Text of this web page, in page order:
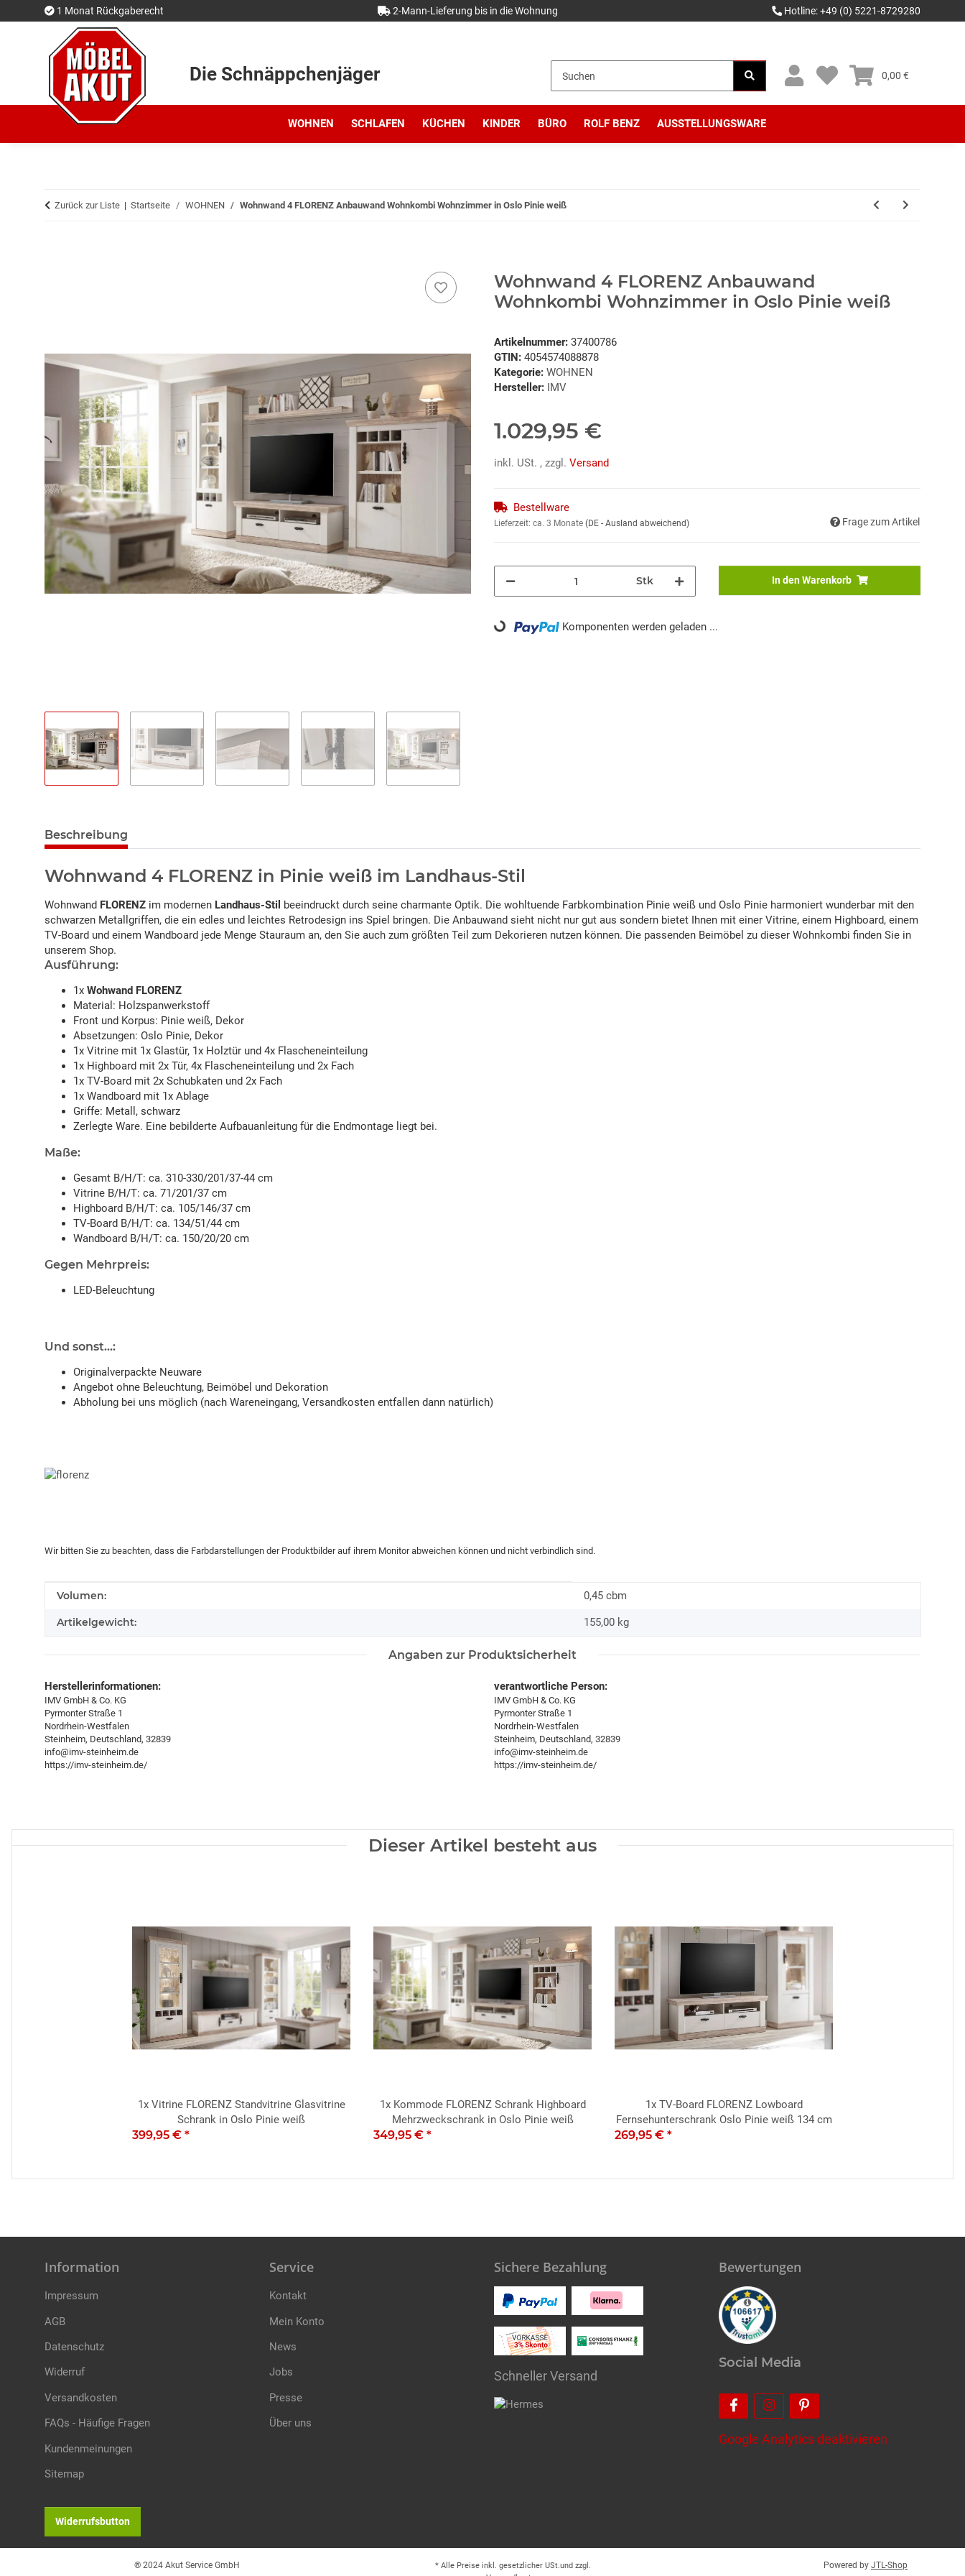
1 Monat Rückgaberecht 2-Mann-Lieferung bis in die Wohnung Hotline: +49 (0) 5221-8729280
Die Schnäppchenjäger 0,00 €
WOHNEN SCHLAFEN KÜCHEN KINDER BÜRO ROLF BENZ AUSSTELLUNGSWARE
Zurück zur Liste Startseite WOHNEN Wohnwand 4 FLORENZ Anbauwand Wohnkombi Wohnzimmer in Oslo Pinie weiß
Wohnwand 4 FLORENZ Anbauwand
Wohnkombi Wohnzimmer in Oslo Pinie weiß
Artikelnummer: 37400786
GTIN: 4054574088878
Kategorie: WOHNEN
Hersteller: IMV
1.029,95 €
inkl. USt. , zzgl. Versand
Bestellware
Lieferzeit: ca. 3 Monate (DE - Ausland abweichend) Frage zum Artikel
Stk In den Warenkorb
Loading... Komponenten werden geladen ...
Beschreibung
Wohnwand 4 FLORENZ in Pinie weiß im Landhaus-Stil
Wohnwand FLORENZ im modernen Landhaus-Stil beeindruckt durch seine charmante Optik. Die wohltuende Farbkombination Pinie weiß und Oslo Pinie harmoniert wunderbar mit den
schwarzen Metallgriffen, die ein edles und leichtes Retrodesign ins Spiel bringen. Die Anbauwand sieht nicht nur gut aus sondern bietet Ihnen mit einer Vitrine, einem Highboard, einem
TV-Board und einem Wandboard jede Menge Stauraum an, den Sie auch zum größten Teil zum Dekorieren nutzen können. Die passenden Beimöbel zu dieser Wohnkombi finden Sie in
unserem Shop.
Ausführung:
1x Wohwand FLORENZ
Material: Holzspanwerkstoff
Front und Korpus: Pinie weiß, Dekor
Absetzungen: Oslo Pinie, Dekor
1x Vitrine mit 1x Glastür, 1x Holztür und 4x Flascheneinteilung
1x Highboard mit 2x Tür, 4x Flascheneinteilung und 2x Fach
1x TV-Board mit 2x Schubkaten und 2x Fach
1x Wandboard mit 1x Ablage
Griffe: Metall, schwarz
Zerlegte Ware. Eine bebilderte Aufbauanleitung für die Endmontage liegt bei.
Maße:
Gesamt B/H/T: ca. 310-330/201/37-44 cm
Vitrine B/H/T: ca. 71/201/37 cm
Highboard B/H/T: ca. 105/146/37 cm
TV-Board B/H/T: ca. 134/51/44 cm
Wandboard B/H/T: ca. 150/20/20 cm
Gegen Mehrpreis:
LED-Beleuchtung
Und sonst...:
Originalverpackte Neuware
Angebot ohne Beleuchtung, Beimöbel und Dekoration
Abholung bei uns möglich (nach Wareneingang, Versandkosten entfallen dann natürlich)
Wir bitten Sie zu beachten, dass die Farbdarstellungen der Produktbilder auf ihrem Monitor abweichen können und nicht verbindlich sind.
Produkteigenschaft
Wert
Volumen: 0,45 cbm
Artikelgewicht: 155,00 kg
Angaben zur Produktsicherheit
Herstellerinformationen:
IMV GmbH & Co. KG
Pyrmonter Straße 1
Nordrhein-Westfalen
Steinheim, Deutschland, 32839
info@imv-steinheim.de
https://imv-steinheim.de/
verantwortliche Person:
IMV GmbH & Co. KG
Pyrmonter Straße 1
Nordrhein-Westfalen
Steinheim, Deutschland, 32839
info@imv-steinheim.de
https://imv-steinheim.de/
Dieser Artikel besteht aus
1x Vitrine FLORENZ Standvitrine Glasvitrine
Schrank in Oslo Pinie weiß
399,95 € *
1x Kommode FLORENZ Schrank Highboard
Mehrzweckschrank in Oslo Pinie weiß
349,95 € *
1x TV-Board FLORENZ Lowboard
Fernsehunterschrank Oslo Pinie weiß 134 cm
269,95 € *
Information
Impressum
AGB
Datenschutz
Widerruf
Versandkosten
FAQs - Häufige Fragen
Kundenmeinungen
Sitemap
Service
Kontakt
Mein Konto
News
Jobs
Presse
Über uns
Sichere Bezahlung
Schneller Versand
Bewertungen
Social Media
Google Analytics deaktivieren
Widerrufsbutton
® 2024 Akut Service GmbH
* Alle Preise inkl. gesetzlicher USt.und zzgl.
Powered by JTL-Shop